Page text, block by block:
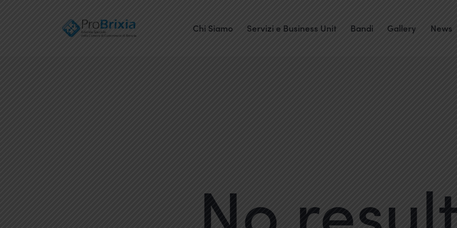
Chi Siamo Servizi e Business Unit Bandi Gallery News